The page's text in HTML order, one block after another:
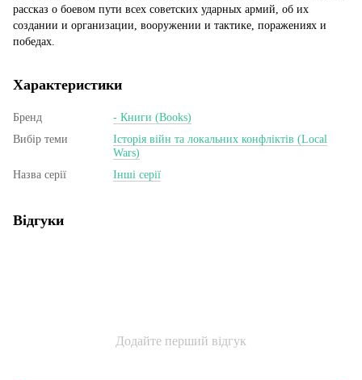
рассказ о боевом пути всех советских ударных армий, об их
создании и организации, вооружении и тактике, поражениях и
победах.
Характеристики
Бренд
- Книги (Books)
Вибір теми
Історія війн та локальних конфліктів (Local
Wars)
Назва серії
Інші серії
Відгуки
Додайте перший відгук